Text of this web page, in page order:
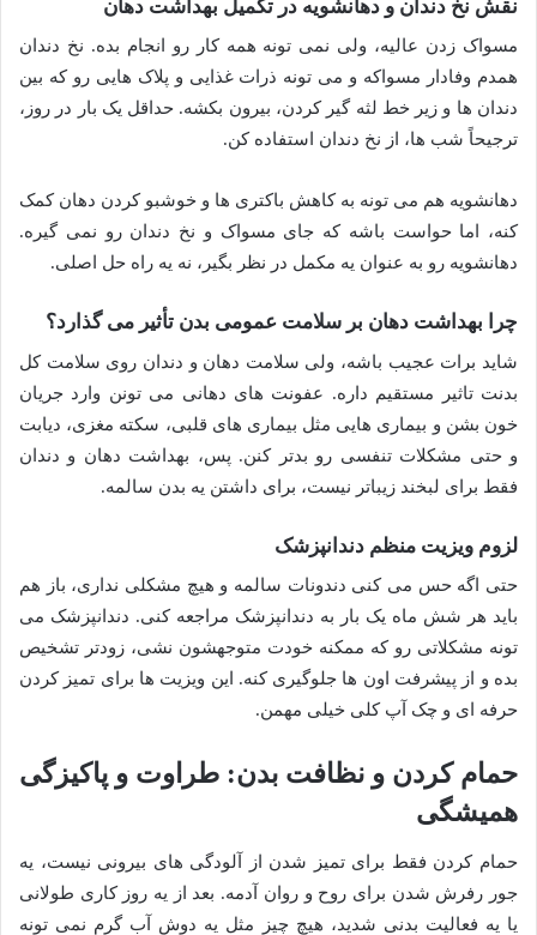
نقش نخ دندان و دهانشویه در تکمیل بهداشت دهان
مسواک زدن عالیه، ولی نمی تونه همه کار رو انجام بده. نخ دندان
همدم وفادار مسواکه و می تونه ذرات غذایی و پلاک هایی رو که بین
دندان ها و زیر خط لثه گیر کردن، بیرون بکشه. حداقل یک بار در روز،
ترجیحاً شب ها، از نخ دندان استفاده کن.
دهانشویه هم می تونه به کاهش باکتری ها و خوشبو کردن دهان کمک
کنه، اما حواست باشه که جای مسواک و نخ دندان رو نمی گیره.
دهانشویه رو به عنوان یه مکمل در نظر بگیر، نه یه راه حل اصلی.
چرا بهداشت دهان بر سلامت عمومی بدن تأثیر می گذارد؟
شاید برات عجیب باشه، ولی سلامت دهان و دندان روی سلامت کل
بدنت تاثیر مستقیم داره. عفونت های دهانی می تونن وارد جریان
خون بشن و بیماری هایی مثل بیماری های قلبی، سکته مغزی، دیابت
و حتی مشکلات تنفسی رو بدتر کنن. پس، بهداشت دهان و دندان
فقط برای لبخند زیباتر نیست، برای داشتن یه بدن سالمه.
لزوم ویزیت منظم دندانپزشک
حتی اگه حس می کنی دندونات سالمه و هیچ مشکلی نداری، باز هم
باید هر شش ماه یک بار به دندانپزشک مراجعه کنی. دندانپزشک می
تونه مشکلاتی رو که ممکنه خودت متوجهشون نشی، زودتر تشخیص
بده و از پیشرفت اون ها جلوگیری کنه. این ویزیت ها برای تمیز کردن
حرفه ای و چک آپ کلی خیلی مهمن.
حمام کردن و نظافت بدن: طراوت و پاکیزگی
همیشگی
حمام کردن فقط برای تمیز شدن از آلودگی های بیرونی نیست، یه
جور رفرش شدن برای روح و روان آدمه. بعد از یه روز کاری طولانی
یا یه فعالیت بدنی شدید، هیچ چیز مثل یه دوش آب گرم نمی تونه